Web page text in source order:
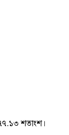
শতাংশ।